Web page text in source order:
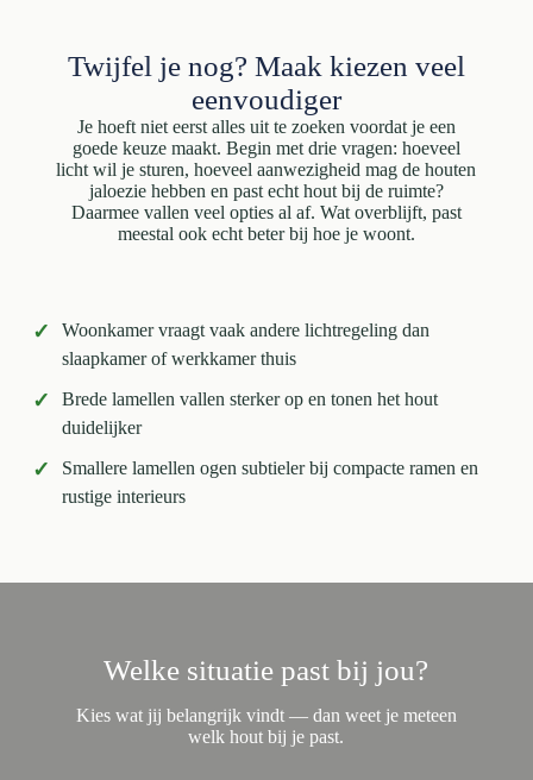
Twijfel je nog? Maak kiezen veel
eenvoudiger
Je hoeft niet eerst alles uit te zoeken voordat je een
goede keuze maakt. Begin met drie vragen: hoeveel
licht wil je sturen, hoeveel aanwezigheid mag de houten
jaloezie hebben en past echt hout bij de ruimte?
Daarmee vallen veel opties al af. Wat overblijft, past
meestal ook echt beter bij hoe je woont.
✓
Woonkamer vraagt vaak andere lichtregeling dan
slaapkamer of werkkamer thuis
✓
Brede lamellen vallen sterker op en tonen het hout
duidelijker
✓
Smallere lamellen ogen subtieler bij compacte ramen en
rustige interieurs
Welke situatie past bij jou?
Kies wat jij belangrijk vindt — dan weet je meteen
welk hout bij je past.